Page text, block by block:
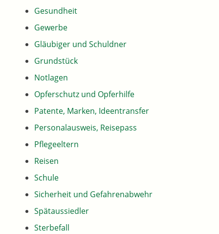
Gesundheit
Gewerbe
Gläubiger und Schuldner
Grundstück
Notlagen
Opferschutz und Opferhilfe
Patente, Marken, Ideentransfer
Personalausweis, Reisepass
Pflegeeltern
Reisen
Schule
Sicherheit und Gefahrenabwehr
Spätaussiedler
Sterbefall